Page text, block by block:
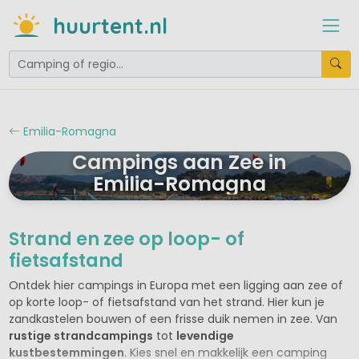
huurtent.nl
Emilia-Romagna
Campings aan Zee in
Emilia-Romagna
Strand en zee op loop- of
fietsafstand
Ontdek hier campings in Europa met een ligging aan zee of
op korte loop- of fietsafstand van het strand. Hier kun je
zandkastelen bouwen of een frisse duik nemen in zee. Van
rustige strandcampings tot levendige
kustbestemmingen. Kies snel en makkelijk een camping